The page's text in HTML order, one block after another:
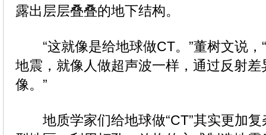
露出层层叠叠的地下结构。
“这就像是给地球做CT。”董树文说，
地震，就像人做超声波一样，通过反射
像。”
地质学家们给地球做“CT”其实更加复